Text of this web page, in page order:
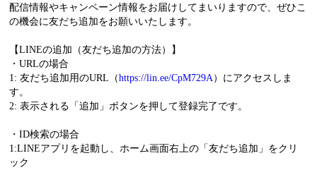
配信情報やキャンペーン情報をお届けしてまいりますので、ぜひこ
の機会に友だち追加をお願いいたします。
【LINEの追加（友だち追加の方法）】
・URLの場合
1: 友だち追加用のURL（https://lin.ee/CpM729A）にアクセスしま
す。
2: 表示される「追加」ボタンを押して登録完了です。
・ID検索の場合
1:LINEアプリを起動し、ホーム画面右上の「友だち追加」をクリ
ック